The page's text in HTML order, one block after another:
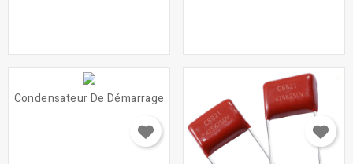
Condensateur De Démarrage